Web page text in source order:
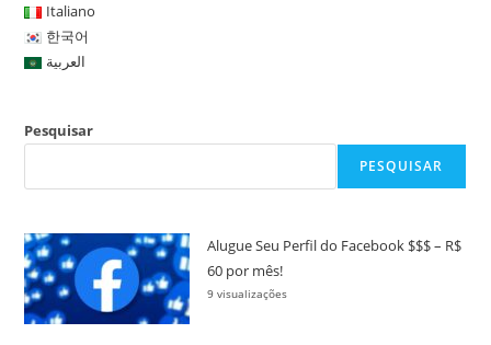
Italiano
한국어
العربية
Pesquisar
PESQUISAR
Alugue Seu Perfil do Facebook $$$ – R$
60 por mês!
9 visualizações